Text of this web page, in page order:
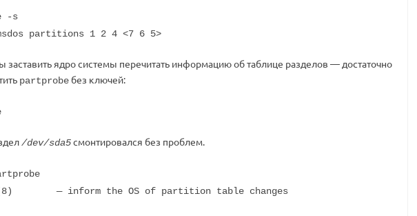
-s
partitions 1 2 4 <7 6 5>
заставить ядро системы перечитать информацию об таблице разделов — достаточно
partprobeбез ключей:
/dev/sda5смонтировался без проблем.
(8) — inform the OS of partition table changes